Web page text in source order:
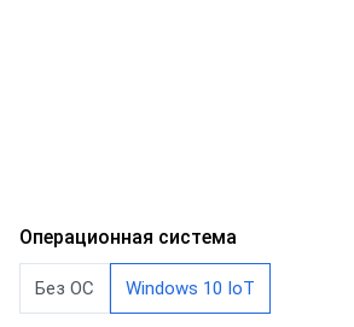
Операционная система
Без ОС Windows 10 IoT